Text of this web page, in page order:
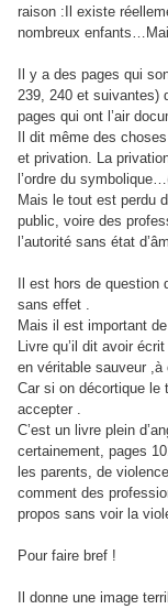
raison :Il existe
nombreux
Il y a des pages qui
239, 240 et suivantes)
pages qui ont l’air
Il dit même des
et privation. La
l’ordre du
Mais le tout est perdu
public, voire des
l’autorité sans état
Il est hors de
sans effet .
Mais il est important
Livre qu’il dit avoir
en véritable sauveur ,à
Car si on décortique le
accepter .
C’est un livre plein
certainement, pages
les parents, de
comment des
propos sans voir la
Pour faire bref !
Il donne une image